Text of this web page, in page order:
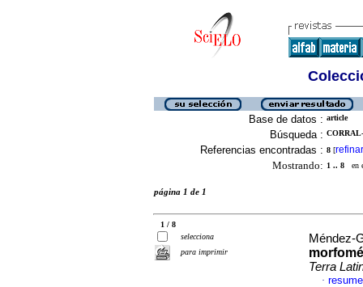
Base de datos : article
Búsqueda :
Referencias encontradas : 8 [refinar
Mostrando: 1 .. 8 en
página 1 de 1
1 / 8
selecciona
para imprimir
Méndez-
Terra
·